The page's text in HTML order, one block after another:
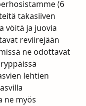
(6
takasiiven
vöitä ja juovia
reviirejään
ne odottavat
lehtien
ne myös